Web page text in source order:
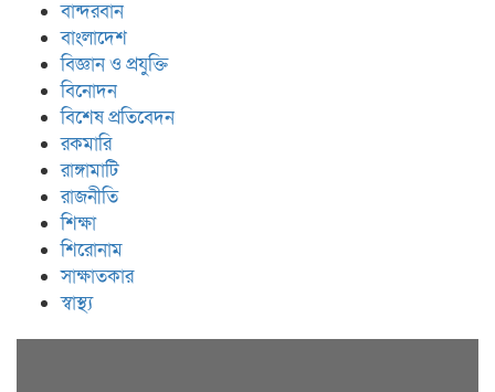
বান্দরবান
বাংলাদেশ
বিজ্ঞান ও প্রযুক্তি
বিনোদন
বিশেষ প্রতিবেদন
রকমারি
রাঙ্গামাটি
রাজনীতি
শিক্ষা
শিরোনাম
সাক্ষাতকার
স্বাস্থ্য